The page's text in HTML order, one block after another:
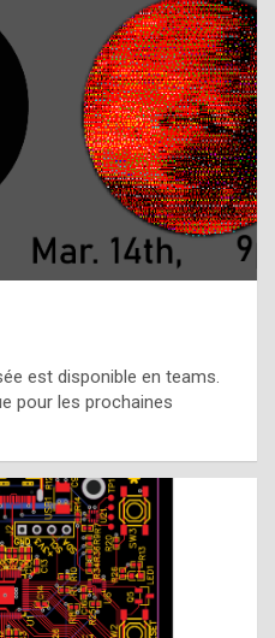
h
a
t
t
e
b
e
s
t
est disponible en teams.
pour les prochaines